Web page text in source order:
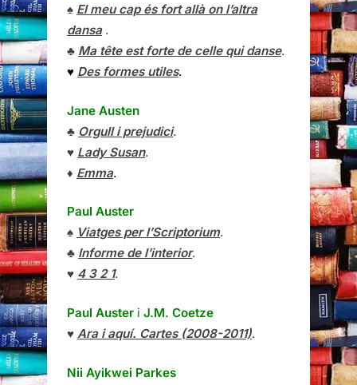
♠ El meu cap és fort allà on l’altra
dansa.
♣ Ma tête est forte de celle qui danse.
♥ Des formes utiles.
Jane Austen
♣ Orgull i prejudici.
♥ Lady Susan.
♦ Emma.
Paul Auster
♠ Viatges per l’Scriptorium.
♣ Informe de l’interior.
♥ 4 3 2 1.
Paul Auster i J.M. Coetze
♥ Ara i aquí. Cartes (2008-2011).
Nii Ayikwei Parkes